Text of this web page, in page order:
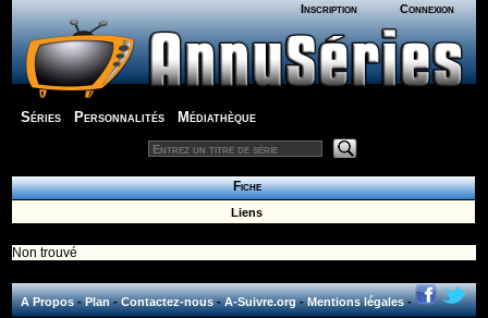
Inscription Connexion
Séries Personnalités Médiathèque
Fiche
Liens
Non trouvé
A Propos-Plan-Contactez-nous-A-Suivre.org-Mentions légales-